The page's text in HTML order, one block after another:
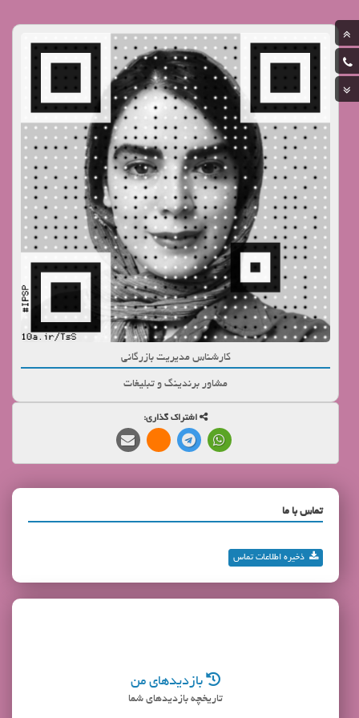
کارشناس مدیریت بازرگانی
مشاور برندینگ و تبلیغات
اشتراک گذاری:
تماس با ما
ذخیره اطلاعات تماس
بازدیدهای من
تاریخچه بازدیدهای شما